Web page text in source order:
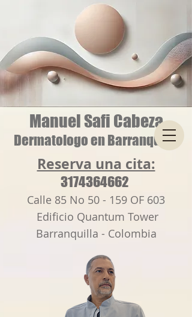
Manuel Safi Cabeza
Dermatologo en Barranquilla
Reserva una cita:
3174364662
Calle 85 No 50 - 159 OF 603
Edificio Quantum Tower
Barranquilla - Colombia